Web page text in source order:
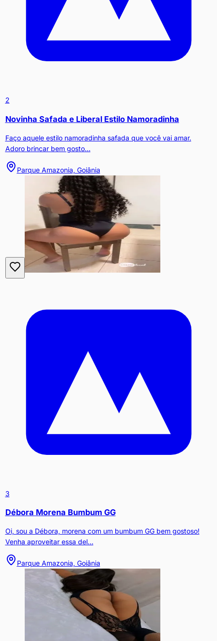
2
Novinha Safada e Liberal Estilo Namoradinha
Faço aquele estilo namoradinha safada que você vai amar.
Adoro brincar bem gosto...
Parque Amazonia, Goiânia
3
Débora Morena Bumbum GG
Oi, sou a Débora, morena com um bumbum GG bem gostoso!
Venha aproveitar essa del...
Parque Amazonia, Goiânia